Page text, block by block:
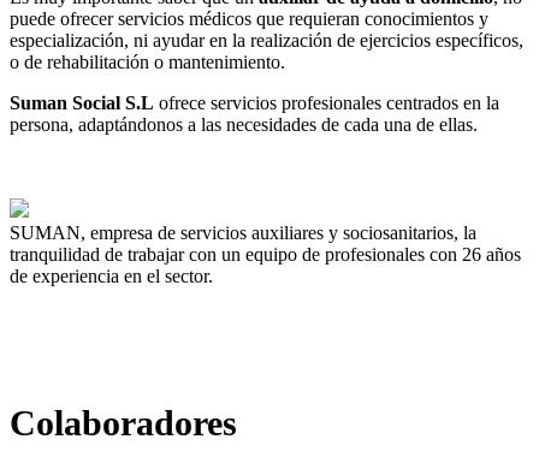
puede ofrecer servicios médicos que requieran conocimientos y
especialización, ni ayudar en la realización de ejercicios específicos,
o de rehabilitación o mantenimiento.
Suman Social S.L ofrece servicios profesionales centrados en la
persona, adaptándonos a las necesidades de cada una de ellas.
SUMAN, empresa de servicios auxiliares y sociosanitarios, la
tranquilidad de trabajar con un equipo de profesionales con 26 años
de experiencia en el sector.
Colaboradores